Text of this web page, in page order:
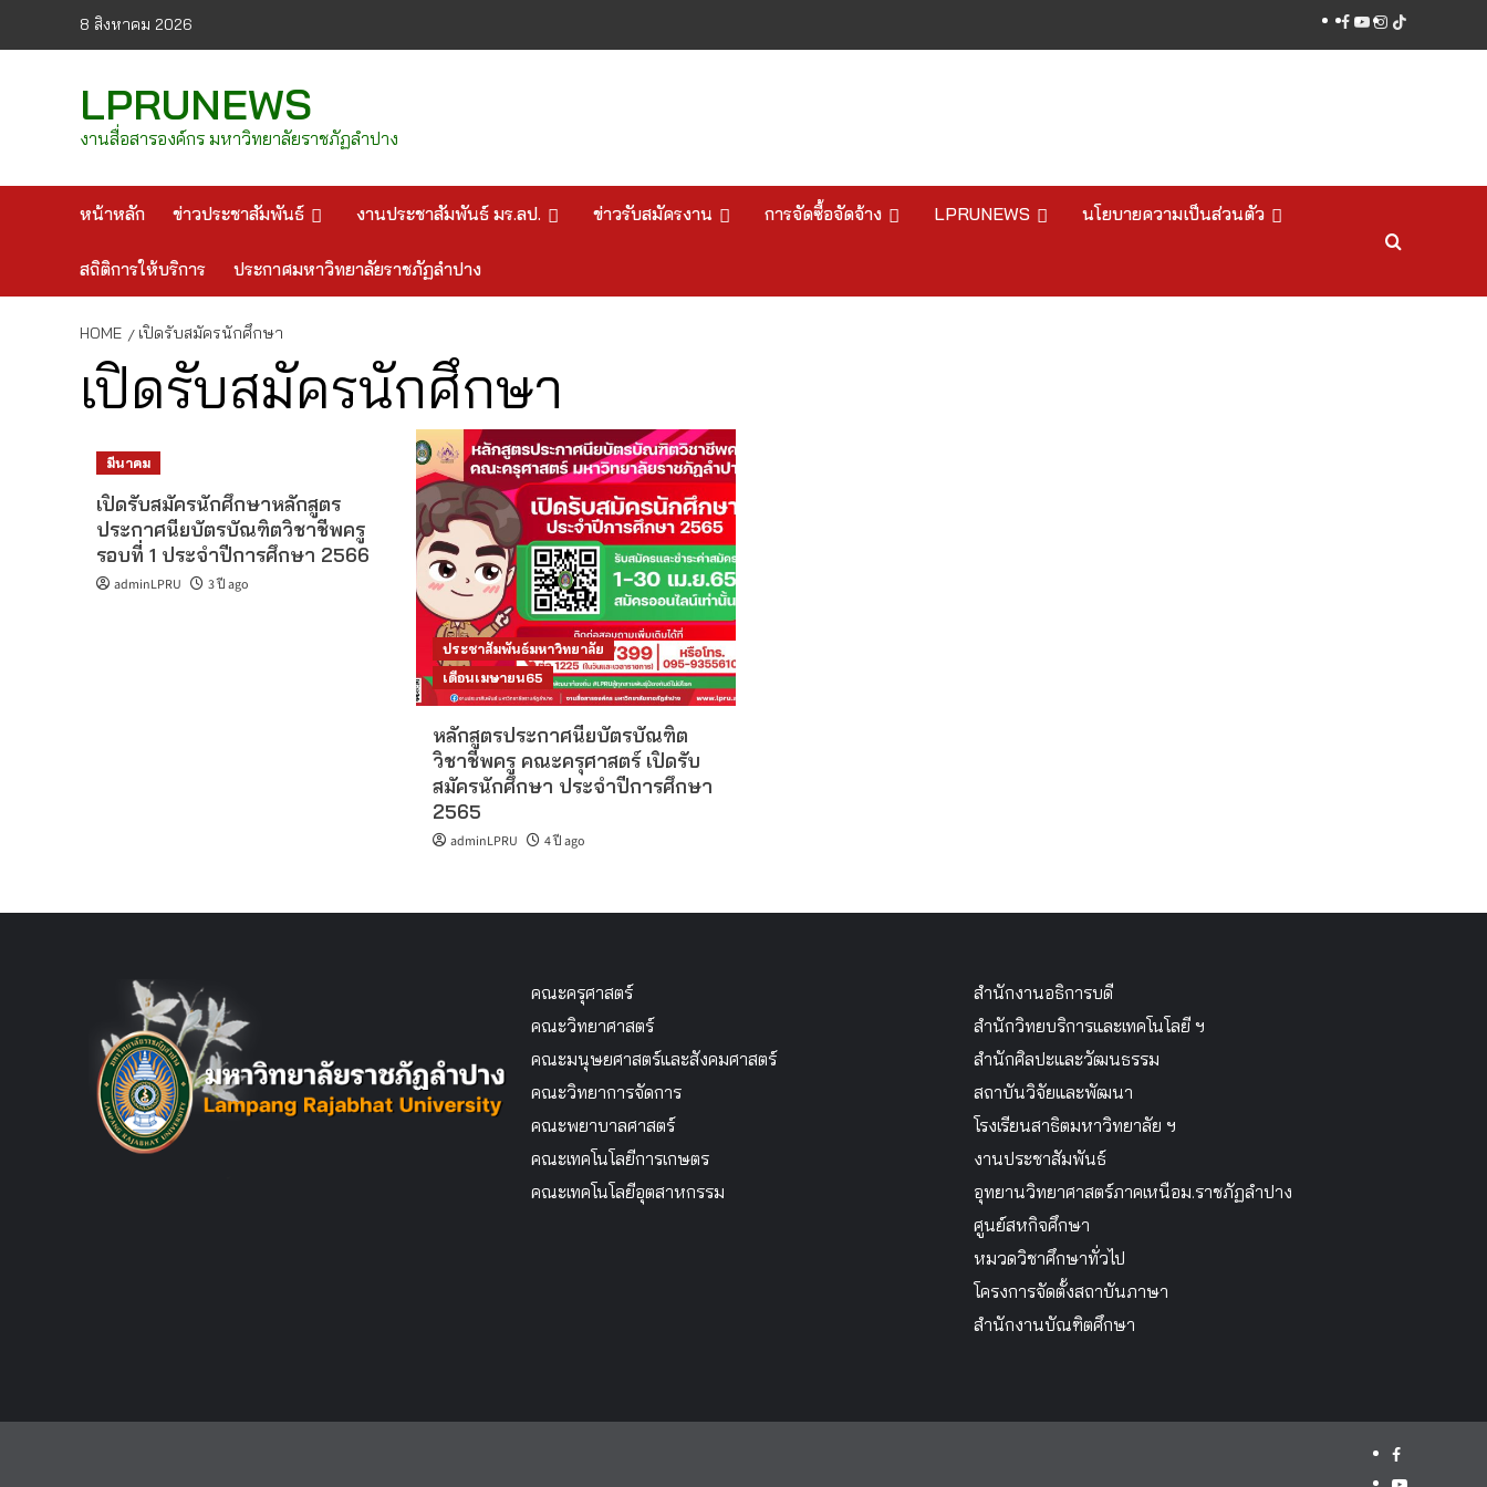
8 สิงหาคม 2026 facebook
youtube
instagram
tiktok
LPRUNEWS
งานสื่อสารองค์กร มหาวิทยาลัยราชภัฏลำปาง
หน้าหลัก ข่าวประชาสัมพันธ์ งานประชาสัมพันธ์ มร.ลป. ข่าวรับสมัครงาน การจัดซื้อจัดจ้าง LPRUNEWS นโยบายความเป็นส่วนตัว
สถิติการให้บริการ ประกาศมหาวิทยาลัยราชภัฏลำปาง
HOME เปิดรับสมัครนักศึกษา
เปิดรับสมัครนักศึกษา
มีนาคม
เปิดรับสมัครนักศึกษาหลักสูตร
ประกาศนียบัตรบัณฑิตวิชาชีพครู
รอบที่ 1 ประจำปีการศึกษา 2566
adminLPRU 3 ปี ago
ประชาสัมพันธ์มหาวิทยาลัย
เดือนเมษายน65
หลักสูตรประกาศนียบัตรบัณฑิต
วิชาชีพครู คณะครุศาสตร์ เปิดรับ
สมัครนักศึกษา ประจำปีการศึกษา
2565
adminLPRU 4 ปี ago
คณะครุศาสตร์
คณะวิทยาศาสตร์
คณะมนุษยศาสตร์และสังคมศาสตร์
คณะวิทยาการจัดการ
คณะพยาบาลศาสตร์
คณะเทคโนโลยีการเกษตร
คณะเทคโนโลยีอุตสาหกรรม
สำนักงานอธิการบดี
สำนักวิทยบริการและเทคโนโลยี ฯ
สำนักศิลปะและวัฒนธรรม
สถาบันวิจัยและพัฒนา
โรงเรียนสาธิตมหาวิทยาลัย ฯ
งานประชาสัมพันธ์
อุทยานวิทยาศาสตร์ภาคเหนือม.ราชภัฏลำปาง
ศูนย์สหกิจศึกษา
หมวดวิชาศึกษาทั่วไป
โครงการจัดตั้งสถาบันภาษา
สำนักงานบัณฑิตศึกษา
facebook
youtube